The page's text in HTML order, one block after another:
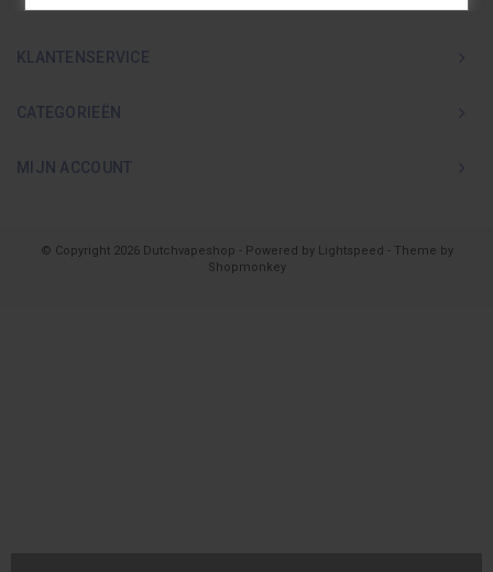
KLANTENSERVICE
CATEGORIEËN
MIJN ACCOUNT
© Copyright 2026 Dutchvapeshop - Powered by Lightspeed - Theme by
Shopmonkey